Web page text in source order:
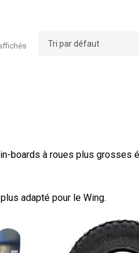
boards à roues plus grosses
adapté pour le Wing.